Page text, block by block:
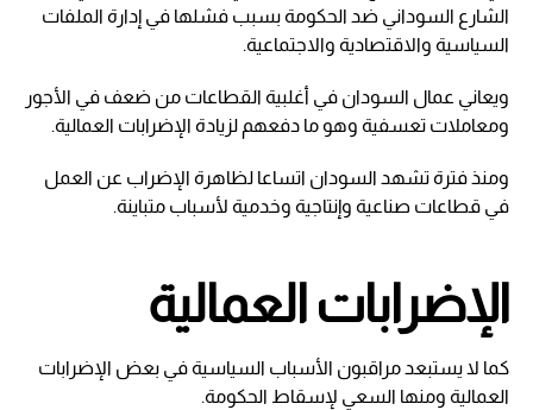
الشارع السوداني ضد الحكومة بسبب فشلها في إدارة الملفات
السياسية والاقتصادية والاجتماعية.
ويعاني عمال السودان في أغلبية القطاعات من ضعف في الأجور
ومعاملات تعسفية وهو ما دفعهم لزيادة الإضرابات العمالية.
ومنذ فترة تشهد السودان اتساعا لظاهرة الإضراب عن العمل
في قطاعات صناعية وإنتاجية وخدمية لأسباب متباينة.
الإضرابات العمالية
كما لا يستبعد مراقبون الأسباب السياسية في بعض الإضرابات
العمالية ومنها السعي لإسقاط الحكومة.